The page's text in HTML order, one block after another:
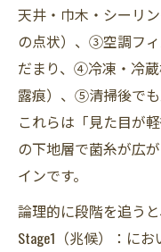
天井・巾木・シーリ
の点状）、③空調フ
だまり、④冷凍・冷
露痕）、⑤清掃後でも
これらは「見た目が
の下地層で菌糸が広
インです。
論理的に段階を追うと
Stage1（兆候）：に